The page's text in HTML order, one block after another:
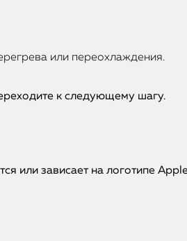
iPhone
или переохлаждения.
к следующему шагу.
или зависает на логотипе